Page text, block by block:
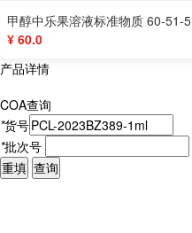
甲醇中乐果溶液标准物质 60-51-5
¥ 60.0
产品详情
COA查询
*货号
*批次号
重填 查询